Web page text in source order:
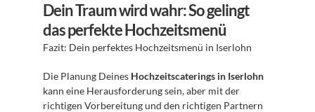
Dein Traum wird wahr: So gelingt
das perfekte Hochzeitsmenü
Fazit: Dein perfektes Hochzeitsmenü in Iserlohn
Die Planung Deines Hochzeitscaterings in Iserlohn
kann eine Herausforderung sein, aber mit der
richtigen Vorbereitung und den richtigen Partnern